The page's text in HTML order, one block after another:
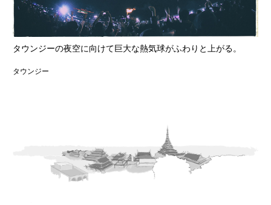
タウンジーの夜空に向けて巨大な熱気球がふわりと上がる。
タウンジー